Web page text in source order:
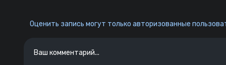
Оценить запись могут только авторизованные